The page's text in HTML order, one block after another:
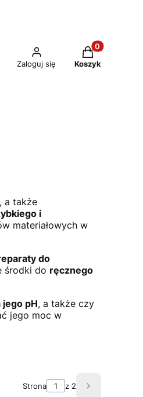
Zaloguj się
Produkty w
Koszyk
a także
i
materiałowych w
do
środki do ręcznego
pH, a także czy
jego moc w
Strona z 2 Następne